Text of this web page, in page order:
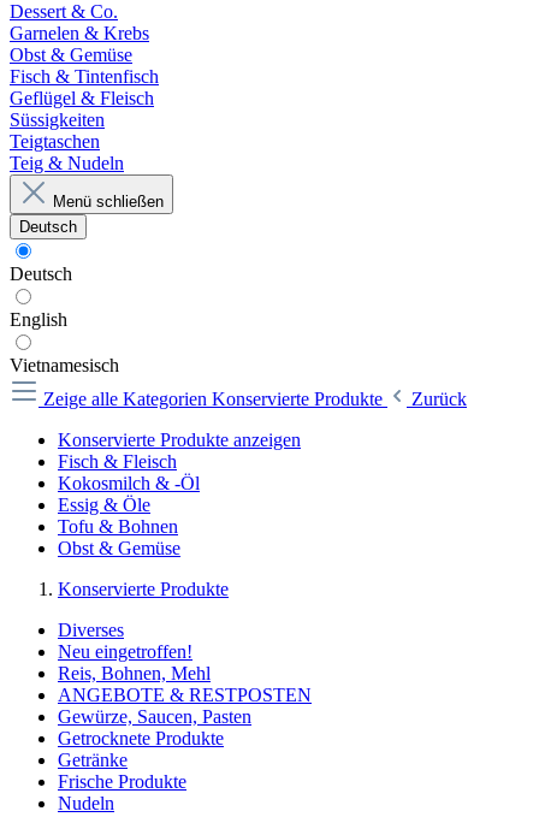
Dessert & Co.
Garnelen & Krebs
Obst & Gemüse
Fisch & Tintenfisch
Geflügel & Fleisch
Süssigkeiten
Teigtaschen
Teig & Nudeln
Menü schließen
Deutsch
Deutsch
English
Vietnamesisch
Zeige alle Kategorien Konservierte Produkte
Zurück
Konservierte Produkte anzeigen
Fisch & Fleisch
Kokosmilch & -Öl
Essig & Öle
Tofu & Bohnen
Obst & Gemüse
Konservierte Produkte
Diverses
Neu eingetroffen!
Reis, Bohnen, Mehl
ANGEBOTE & RESTPOSTEN
Gewürze, Saucen, Pasten
Getrocknete Produkte
Getränke
Frische Produkte
Nudeln